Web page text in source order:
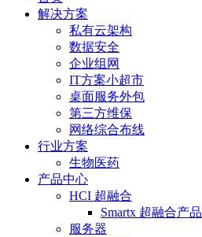
解决方案
私有云架构
数据安全
企业组网
IT方案小超市
桌面服务外包
第三方维保
网络综合布线
行业方案
生物医药
产品中心
HCI 超融合
Smartx 超融合产品
服务器